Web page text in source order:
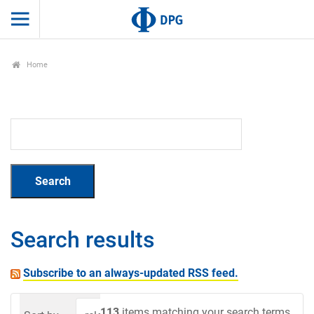
Home
Search results
Subscribe to an always-updated RSS feed.